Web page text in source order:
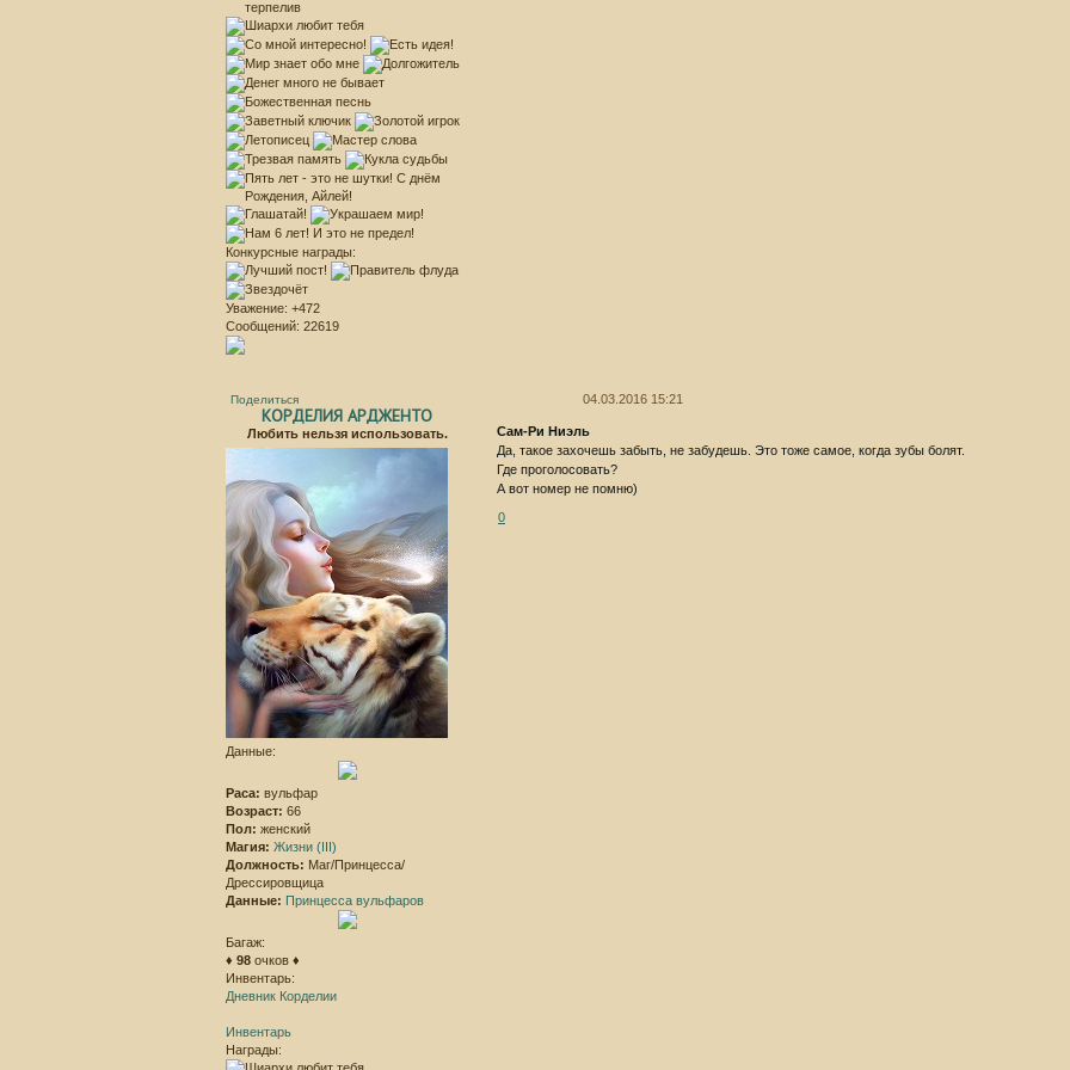
Конкурсные награды:
Уважение: +472
Сообщений: 22619
Поделиться 04.03.2016 15:21
КОРДЕЛИЯ АРДЖЕНТО
Любить нельзя использовать.
Данные:
Раса: вульфар
Возраст: 66
Пол: женский
Магия: Жизни (III)
Должность: Маг/Принцесса/
Дрессировщица
Данные: Принцесса вульфаров
Багаж:
♦ 98 очков ♦
Инвентарь:
Дневник Корделии
Инвентарь
Награды:
Сам-Ри Ниэль
Да, такое захочешь забыть, не забудешь. Это тоже самое, когда зубы болят.
Где проголосовать?
А вот номер не помню)
0